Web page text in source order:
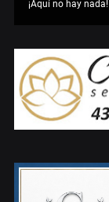
¡Aquí no hay nada!